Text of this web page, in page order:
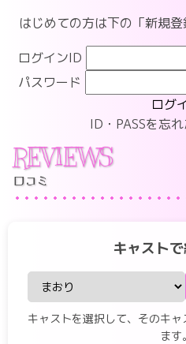
はじめての方は下の「新規登
ログインID
パスワード
ログ
ID・PASSを忘
REVIEWS
口コミ
キャスト
キャストを選択して、そのキ
ます。